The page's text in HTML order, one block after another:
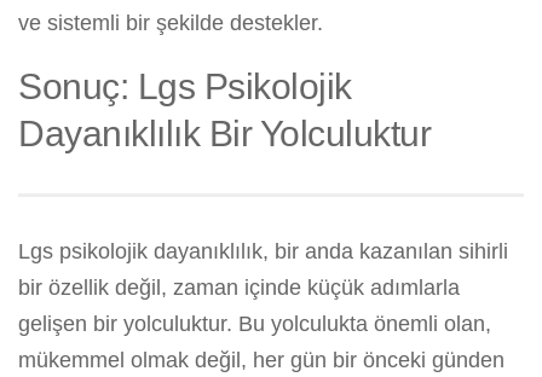
ve sistemli bir şekilde destekler.
Sonuç: Lgs Psikolojik
Dayanıklılık Bir Yolculuktur
Lgs psikolojik dayanıklılık, bir anda kazanılan sihirli
bir özellik değil, zaman içinde küçük adımlarla
gelişen bir yolculuktur. Bu yolculukta önemli olan,
mükemmel olmak değil, her gün bir önceki günden